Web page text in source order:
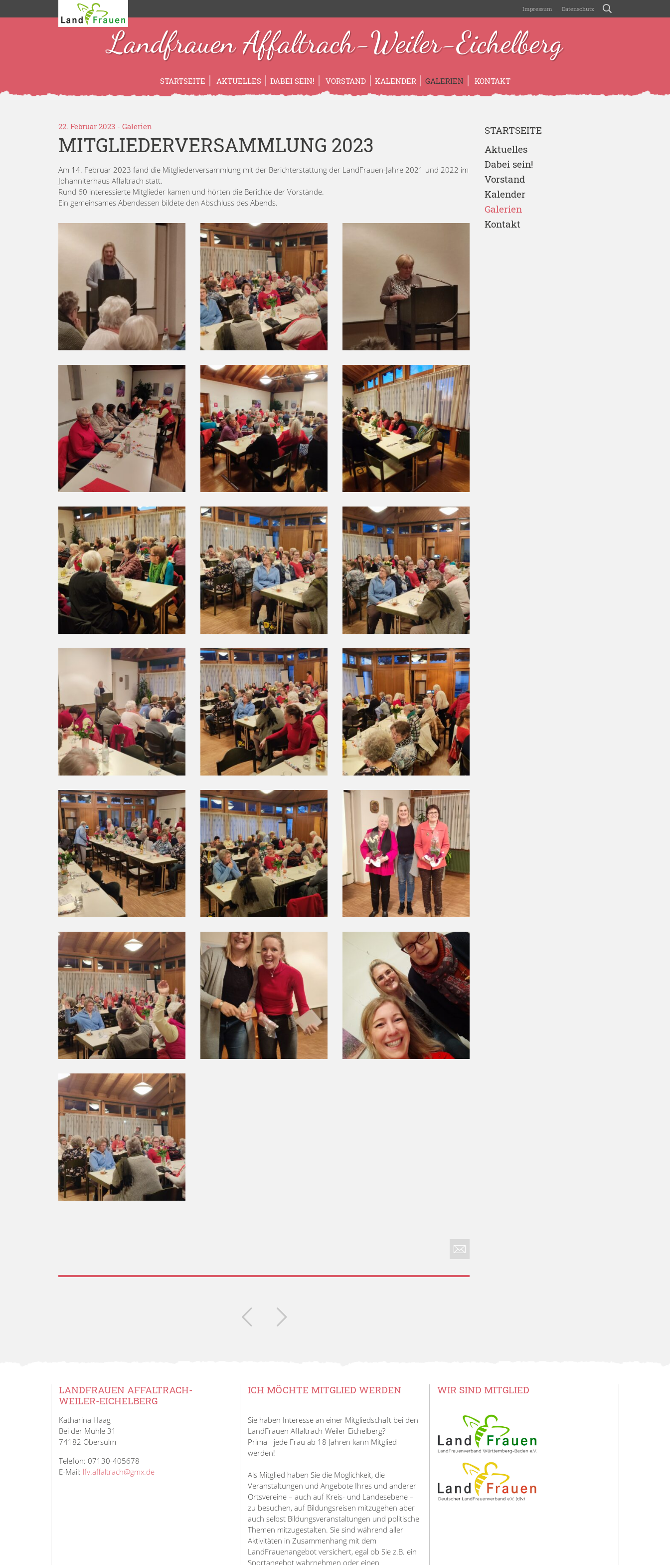
Impressum Datenschutz
Landfrauen Affaltrach-Weiler-Eichelberg
STARTSEITE AKTUELLES DABEI SEIN! VORSTAND KALENDER GALERIEN KONTAKT
22. Februar 2023 - Galerien
MITGLIEDERVERSAMMLUNG 2023
Am 14. Februar 2023 fand die Mitgliederversammlung mit der Berichterstattung der LandFrauen-Jahre 2021 und 2022 im
Johanniterhaus Affaltrach statt.
Rund 60 interessierte Mitglieder kamen und hörten die Berichte der Vorstände.
Ein gemeinsames Abendessen bildete den Abschluss des Abends.
STARTSEITE
Aktuelles
Dabei sein!
Vorstand
Kalender
Galerien
Kontakt
LANDFRAUEN AFFALTRACH-
WEILER-EICHELBERG
Katharina Haag
Bei der Mühle 31
74182 Obersulm
Telefon: 07130-405678
E-Mail: lfv.affaltrach@gmx.de
ICH MÖCHTE MITGLIED WERDEN
Sie haben Interesse an einer Mitgliedschaft bei den
LandFrauen Affaltrach-Weiler-Eichelberg?
Prima - jede Frau ab 18 Jahren kann Mitglied
werden!
Als Mitglied haben Sie die Möglichkeit, die
Veranstaltungen und Angebote Ihres und anderer
Ortsvereine – auch auf Kreis- und Landesebene –
zu besuchen, auf Bildungsreisen mitzugehen aber
auch selbst Bildungsveranstaltungen und politische
Themen mitzugestalten. Sie sind während aller
Aktivitäten in Zusammenhang mit dem
LandFrauenangebot versichert, egal ob Sie z.B. ein
Sportangebot wahrnehmen oder einen
WIR SIND MITGLIED